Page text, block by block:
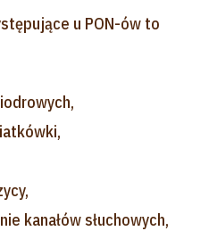
u PON-ów to
kanałów słuchowych,